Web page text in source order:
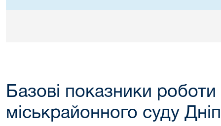
Базові показники
міськрайонного суду